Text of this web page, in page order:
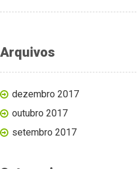
Arquivos
dezembro 2017
outubro 2017
setembro 2017